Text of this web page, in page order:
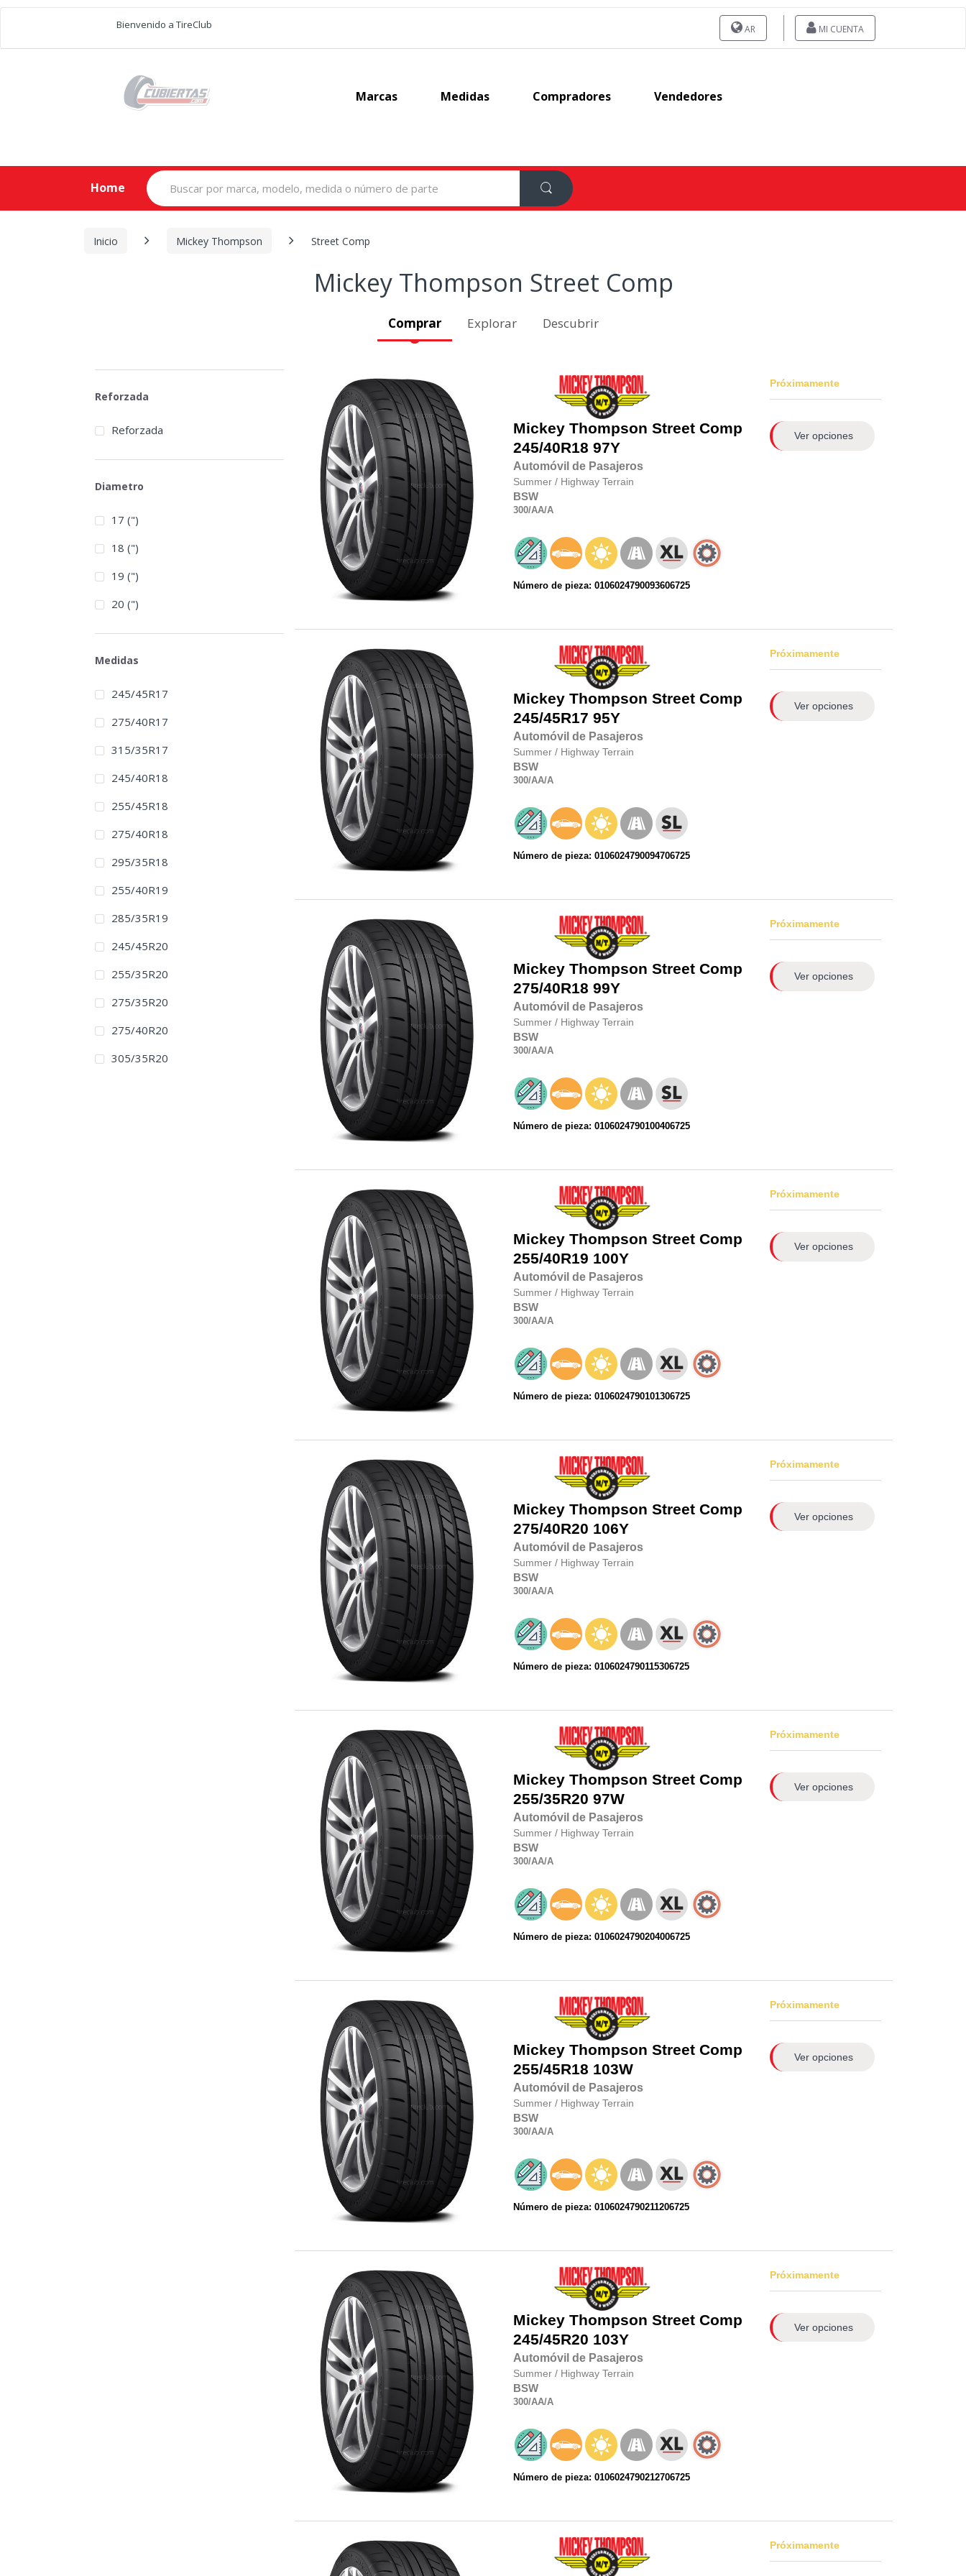
Bienvenido a TireClub AR MI CUENTA
Marcas Medidas Compradores Vendedores
Home
Search
for:
Inicio Mickey Thompson Street Comp
Mickey Thompson Street Comp
Comprar Explorar Descubrir
Mickey Thompson Street Comp
245/40R18 97Y
Automóvil de Pasajeros
Summer / Highway Terrain
BSW
300/AA/A
Número de pieza: 0106024790093606725
Próximamente
Ver opciones
Mickey Thompson Street Comp
245/45R17 95Y
Automóvil de Pasajeros
Summer / Highway Terrain
BSW
300/AA/A
Número de pieza: 0106024790094706725
Próximamente
Ver opciones
Mickey Thompson Street Comp
275/40R18 99Y
Automóvil de Pasajeros
Summer / Highway Terrain
BSW
300/AA/A
Número de pieza: 0106024790100406725
Próximamente
Ver opciones
Mickey Thompson Street Comp
255/40R19 100Y
Automóvil de Pasajeros
Summer / Highway Terrain
BSW
300/AA/A
Número de pieza: 0106024790101306725
Próximamente
Ver opciones
Mickey Thompson Street Comp
275/40R20 106Y
Automóvil de Pasajeros
Summer / Highway Terrain
BSW
300/AA/A
Número de pieza: 0106024790115306725
Próximamente
Ver opciones
Mickey Thompson Street Comp
255/35R20 97W
Automóvil de Pasajeros
Summer / Highway Terrain
BSW
300/AA/A
Número de pieza: 0106024790204006725
Próximamente
Ver opciones
Mickey Thompson Street Comp
255/45R18 103W
Automóvil de Pasajeros
Summer / Highway Terrain
BSW
300/AA/A
Número de pieza: 0106024790211206725
Próximamente
Ver opciones
Mickey Thompson Street Comp
245/45R20 103Y
Automóvil de Pasajeros
Summer / Highway Terrain
BSW
300/AA/A
Número de pieza: 0106024790212706725
Próximamente
Ver opciones
Próximamente
Reforzada
Reforzada
Diametro
17 (")
18 (")
19 (")
20 (")
Medidas
245/45R17
275/40R17
315/35R17
245/40R18
255/45R18
275/40R18
295/35R18
255/40R19
285/35R19
245/45R20
255/35R20
275/35R20
275/40R20
305/35R20